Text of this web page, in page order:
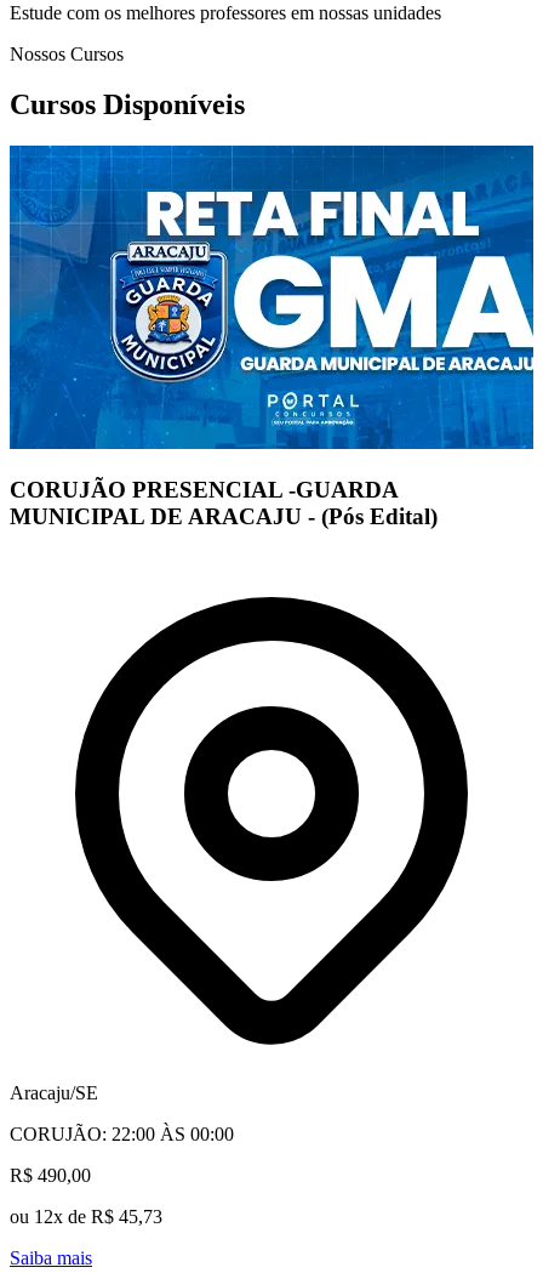
Estude com os melhores professores em nossas unidades
Nossos Cursos
Cursos Disponíveis
CORUJÃO PRESENCIAL -GUARDA
MUNICIPAL DE ARACAJU - (Pós Edital)
Aracaju/SE
CORUJÃO: 22:00 ÀS 00:00
R$ 490,00
ou 12x de R$ 45,73
Saiba mais